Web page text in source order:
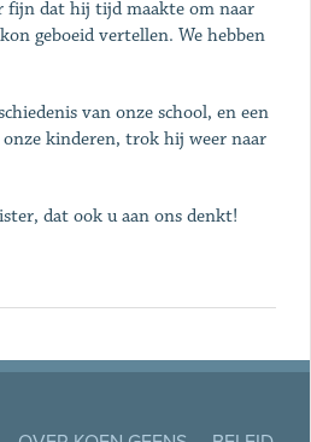
fijn dat hij tijd maakte om naar
geboeid vertellen. We hebben
van onze school, en een
kinderen, trok hij weer naar
dat ook u aan ons denkt!